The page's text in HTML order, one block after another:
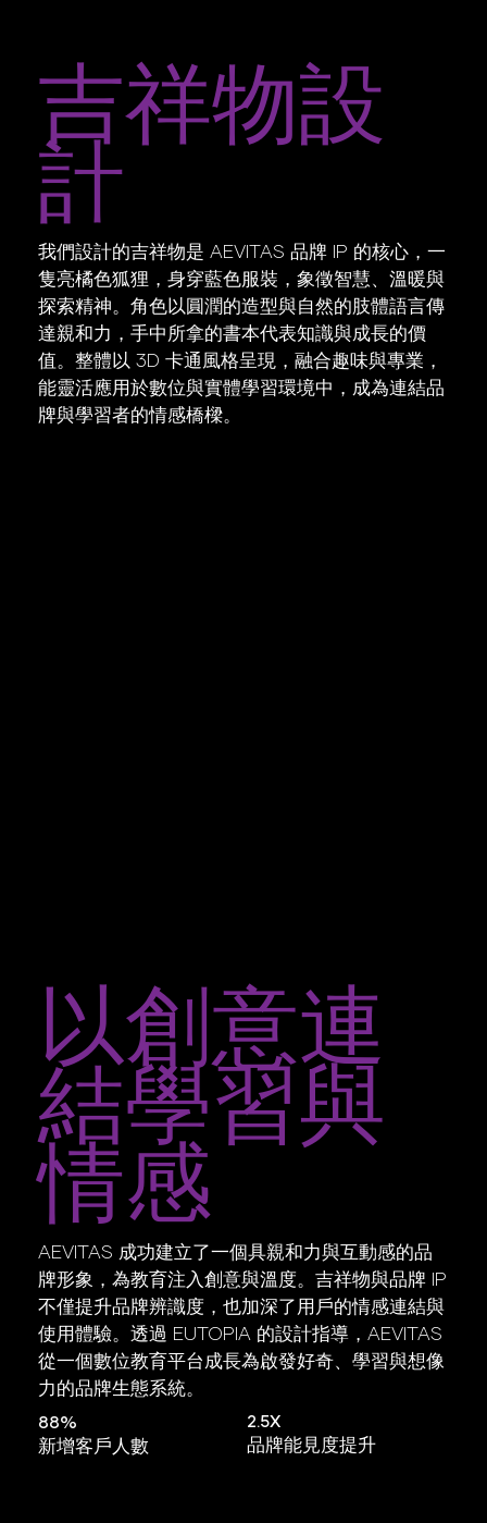
吉祥物設
計
我們設計的吉祥物是 AEVITAS 品牌 IP 的核心，一
隻亮橘色狐狸，身穿藍色服裝，象徵智慧、溫暖與
探索精神。角色以圓潤的造型與自然的肢體語言傳
達親和力，手中所拿的書本代表知識與成長的價
值。整體以 3D 卡通風格呈現，融合趣味與專業，
能靈活應用於數位與實體學習環境中，成為連結品
牌與學習者的情感橋樑。
以創意連
結學習與
情感
AEVITAS 成功建立了一個具親和力與互動感的品
牌形象，為教育注入創意與溫度。吉祥物與品牌 IP
不僅提升品牌辨識度，也加深了用戶的情感連結與
使用體驗。透過 EUTOPIA 的設計指導，AEVITAS
從一個數位教育平台成長為啟發好奇、學習與想像
力的品牌生態系統。
88%
新增客戶人數
2.5X
品牌能見度提升